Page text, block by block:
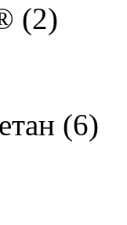
(2)
(6)